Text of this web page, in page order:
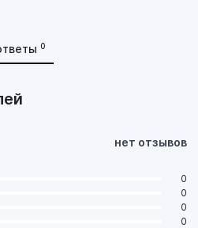
0
нет отзывов
0
0
0
0